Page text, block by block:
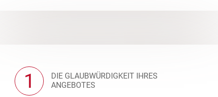
1
DIE GLAUBWÜRDIGKEIT IHRES
ANGEBOTES